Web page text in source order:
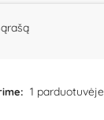
1 parduotuvėje